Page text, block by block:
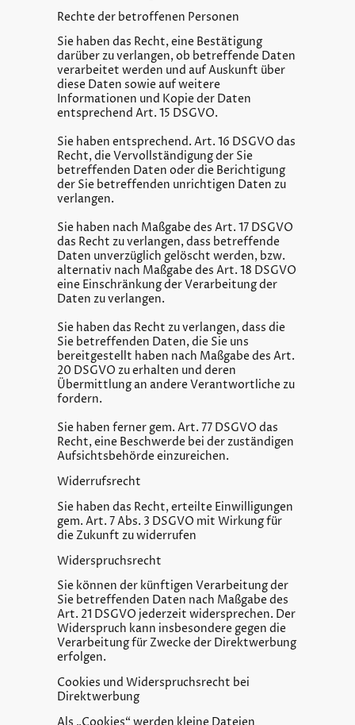
Rechte der betroffenen Personen
Sie haben das Recht, eine Bestätigung
darüber zu verlangen, ob betreffende Daten
verarbeitet werden und auf Auskunft über
diese Daten sowie auf weitere
Informationen und Kopie der Daten
entsprechend Art. 15 DSGVO.
Sie haben entsprechend. Art. 16 DSGVO das
Recht, die Vervollständigung der Sie
betreffenden Daten oder die Berichtigung
der Sie betreffenden unrichtigen Daten zu
verlangen.
Sie haben nach Maßgabe des Art. 17 DSGVO
das Recht zu verlangen, dass betreffende
Daten unverzüglich gelöscht werden, bzw.
alternativ nach Maßgabe des Art. 18 DSGVO
eine Einschränkung der Verarbeitung der
Daten zu verlangen.
Sie haben das Recht zu verlangen, dass die
Sie betreffenden Daten, die Sie uns
bereitgestellt haben nach Maßgabe des Art.
20 DSGVO zu erhalten und deren
Übermittlung an andere Verantwortliche zu
fordern.
Sie haben ferner gem. Art. 77 DSGVO das
Recht, eine Beschwerde bei der zuständigen
Aufsichtsbehörde einzureichen.
Widerrufsrecht
Sie haben das Recht, erteilte Einwilligungen
gem. Art. 7 Abs. 3 DSGVO mit Wirkung für
die Zukunft zu widerrufen
Widerspruchsrecht
Sie können der künftigen Verarbeitung der
Sie betreffenden Daten nach Maßgabe des
Art. 21 DSGVO jederzeit widersprechen. Der
Widerspruch kann insbesondere gegen die
Verarbeitung für Zwecke der Direktwerbung
erfolgen.
Cookies und Widerspruchsrecht bei
Direktwerbung